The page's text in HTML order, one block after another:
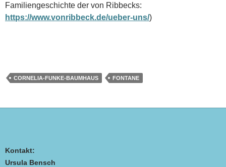
Familiengeschichte der von Ribbecks:
https://www.vonribbeck.de/ueber-uns/)
CORNELIA-FUNKE-BAUMHAUS FONTANE
Kontakt:
Ursula Bensch